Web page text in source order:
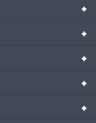
+
+
+
+
+